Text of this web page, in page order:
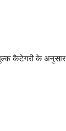
कैटेगरी के अनुसार